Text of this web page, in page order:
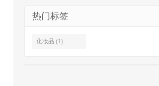
热门标签
化妆品 (1)